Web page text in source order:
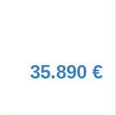
35.890 €